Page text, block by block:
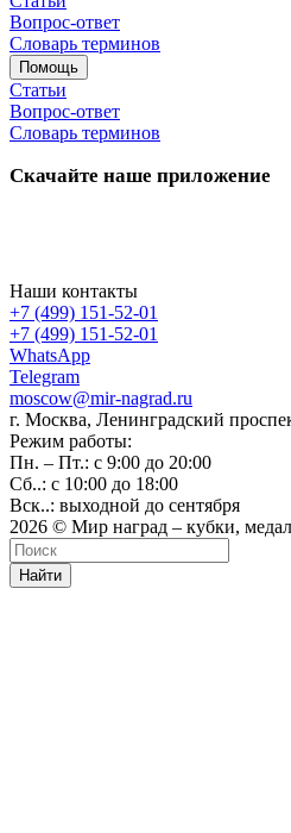
Вопрос-ответ
Словарь терминов
Помощь
Статьи
Вопрос-ответ
Словарь терминов
Скачайте наше приложение
Наши контакты
+7 (499) 151-52-01
+7 (499) 151-52-01
WhatsApp
Telegram
moscow@mir-nagrad.ru
г. Москва, Ленинградский
Режим работы:
Пн. – Пт.: с 9:00 до 20:00
Сб..: с 10:00 до 18:00
Вск..: выходной до сентября
2026 © Мир наград – кубки,
Найти